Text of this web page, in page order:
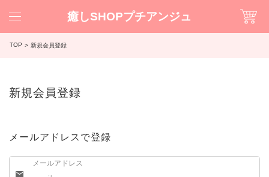
癒しSHOPプチアンジュ
TOP 新規会員登録
新規会員登録
メールアドレスで登録
メールアドレス